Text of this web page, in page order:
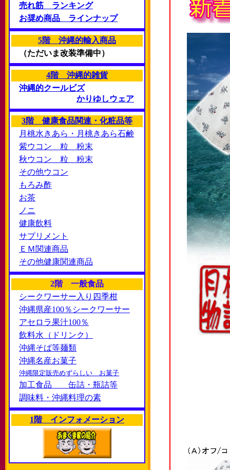
売れ筋 ランキング
お奨め商品 ラインナップ
5階 沖縄的輸入商品
（ただいま改装準備中）
4階 沖縄的雑貨
沖縄的クールビズ
かりゆしウェア
3階 健康食品関連・化粧品等
月桃水きあら・月桃きあら石鹸
紫ウコン 粒 粉末
秋ウコン 粒 粉末
その他ウコン
もろみ酢
お茶
ノニ
健康飲料
サプリメント
ＥＭ関連商品
その他健康関連商品
2階 一般食品
シークワーサー入り四季柑
沖縄県産100％シークワーサー
アセロラ果汁100％
飲料水（ドリンク）
沖縄そば等麺類
沖縄名産お菓子
沖縄限定販売めずらしい お菓子
加工食品 缶詰・瓶詰等
調味料・沖縄料理の素
1階 インフォメーション